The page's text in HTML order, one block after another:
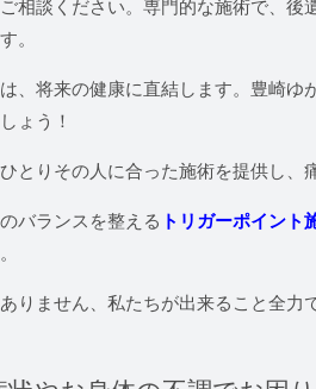
相談ください。専門的な施術で、
。
、将来の健康に直結します。豊崎ゆ
ょう！
とりその人に合った施術を提供し、
バランスを整える トリガーポイント
りません、私たちが出来ること全力